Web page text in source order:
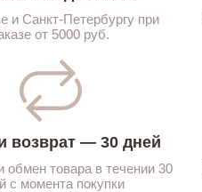
и Санкт-Петербургу при
от 5000 руб.
возврат — 30 дней
обмен товара в течении 30
с момента покупки